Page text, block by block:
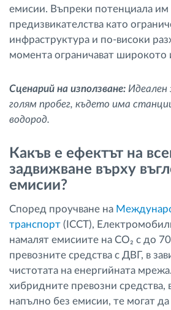
емисии. Въпреки потенциала им
предизвикателства като
инфраструктура и по-високи
момента ограничават широкото
Сценарий на използване: Идеален
голям пробег, където има
водород.
Какъв е ефектът на
задвижване върху
емисии?
Според проучване на
транспорт (ICCT),
намалят емисиите на CO₂ с до
превозните средства с ДВГ, в
чистотата на енергийната
хибридните превозни средства,
напълно без емисии, те могат